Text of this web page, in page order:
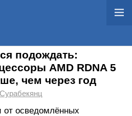
подождать:
AMD RDNA 5
чем через год
осведомлённых